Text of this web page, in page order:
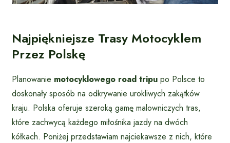
Najpiękniejsze Trasy Motocyklem
Przez Polskę
Planowanie motocyklowego road tripu po Polsce to
doskonały sposób na odkrywanie urokliwych zakątków
kraju. Polska oferuje szeroką gamę malowniczych tras,
które zachwycą każdego miłośnika jazdy na dwóch
kółkach. Poniżej przedstawiam najciekawsze z nich, które